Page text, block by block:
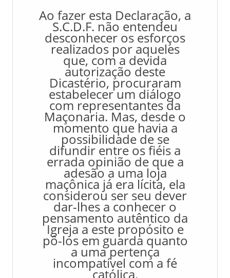
Ao fazer esta Declaração, a
S.C.D.F. não entendeu
desconhecer os esforços
realizados por aqueles
que, com a devida
autorização deste
Dicastério, procuraram
estabelecer um diálogo
com representantes da
Maçonaria. Mas, desde o
momento que havia a
possibilidade de se
difundir entre os fiéis a
errada opinião de que a
adesão a uma loja
maçônica já era lícita, ela
considerou ser seu dever
dar-lhes a conhecer o
pensamento autêntico da
Igreja a este propósito e
pô-los em guarda quanto
a uma pertença
incompatível com a fé
católica.